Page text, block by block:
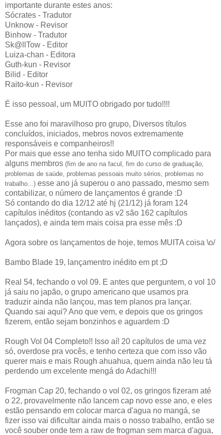
importante durante estes anos:
Sócrates - Tradutor
Unknow - Revisor
Binhow - Tradutor
Sk@llTow - Editor
Luiza-chan - Editora
Guth-kun - Revisor
Bilid - Editor
Raito-kun - Revisor
É isso pessoal, um MUITO obrigado por tudo!!!!
Esse ano foi maravilhoso pro grupo, Diversos títulos
concluídos, iniciados, mebros novos extremamente
responsáveis e companheiros!!
Por mais que esse ano tenha sido MUITO complicado para
alguns membros (fim de ano na facul, fim do curso de graduação,
problemas de saúde, problemas pessoais muito sérios, problemas no
trabalho...) esse ano já superou o ano passado, mesmo sem
contabilizar, o número de lançamentos é grande :D
Só contando do dia 12/12 até hj (21/12) já foram 124
capítulos inéditos (contando as v2 são 162 capítulos
lançados), e ainda tem mais coisa pra esse mês :D
Agora sobre os lançamentos de hoje, temos MUITA coisa \o/
Bambo Blade 19, lançamentro inédito em pt ;D
Real 54, fechando o vol 09. E antes que perguntem, o vol 10
já saiu no japão, o grupo americano que usamos pra
traduzir ainda não lançou, mas tem planos pra lançar.
Quando sai aqui? Ano que vem, e depois que os gringos
fizerem, então sejam bonzinhos e aguardem :D
Rough Vol 04 Completo!! Isso aí! 20 capítulos de uma vez
só, overdose pra vocês, e tenho certeza que com isso vão
querer mais e mais Rough ahuahua, quem ainda não leu tá
perdendo um excelente mengá do Adachi!!!
Frogman Cap 20, fechando o vol 02, os gringos fizeram até
o 22, provavelmente não lancem cap novo esse ano, e eles
estão pensando em colocar marca d'agua no mangá, se
fizer isso vai dificultar ainda mais o nosso trabalho, então se
você souber onde tem a raw de frogman sem marca d'agua,